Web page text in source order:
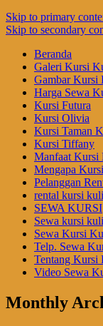
Skip to primary
Skip to secondary
Beranda
Galeri Kursi
Gambar Kursi
Harga Sewa
Kursi Futura
Kursi Olivia
Kursi Taman
Kursi Tiffany
Manfaat Kursi
Mengapa
Pelanggan
rental kursi
SEWA KURSI
Sewa kursi
Sewa Kursi
Telp. Sewa
Tentang Kursi
Video Sewa
Monthly